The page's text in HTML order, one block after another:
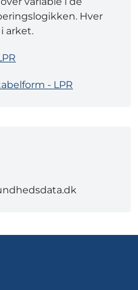
Hver
arket.
- LPR